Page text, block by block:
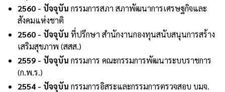
2560 - ปัจจุบัน กรรมการสภา สภาพัฒนาการเศรษฐกิจและ
สังคมแห่งชาติ
2560 - ปัจจุบัน ที่ปรึกษา สำนักงานกองทุนสนับสนุนการสร้าง
เสริมสุขภาพ (สสส.)
2559 - ปัจจุบัน กรรมการ คณะกรรมการพัฒนาระบบราชการ
(ก.พ.ร.)
2554 - ปัจจุบัน กรรมการอิสระและกรรมการตรวจสอบ บมจ.